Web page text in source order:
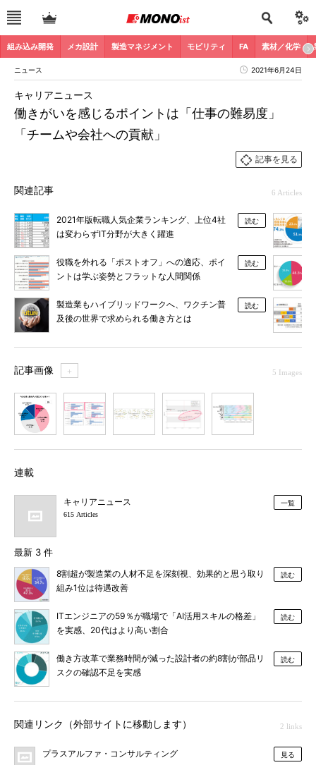
組み込み開発 メカ設計 製造マネジメント モビリティ FA 素材／化学
ニュース 2021年6月24日
働きがいを感じるポイントは「仕事の難易度」
「チームや会社への貢献」
キャリアニュース
記事を見る
関連記事 6 Articles
2021年版転職人気企業ランキング、上位4社
は変わらずIT分野が大きく躍進
読む
役職を外れる「ポストオフ」への適応、ポイ
ントは学ぶ姿勢とフラットな人間関係
読む
製造業もハイブリッドワークへ、ワクチン普
及後の世界で求められる働き方とは
読む
記事画像 ＋ 5 Images
連載
キャリアニュース
615 Articles
一覧
最新 3 件
8割超が製造業の人材不足を深刻視、効果的と思う取り
組み1位は待遇改善
読む
ITエンジニアの59％が職場で「AI活用スキルの格差」
を実感、20代はより高い割合
読む
働き方改革で業務時間が減った設計者の約8割が部品リ
スクの確認不足を実感
読む
関連リンク（外部サイトに移動します） 2 links
プラスアルファ・コンサルティング 見る